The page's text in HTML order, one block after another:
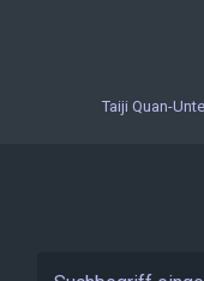
Taiji Quan-